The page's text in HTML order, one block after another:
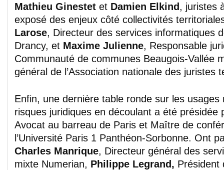
Mathieu Ginestet et Damien Elkind , juristes
exposé des enjeux côté collectivités
Larose, Directeur des services informatiques
Drancy, et Maxime Julienne, Responsable
Communauté de communes Beaugois-Vallée
général de l’Association nationale des juristes
Enfin, une dernière table ronde sur les usages
risques juridiques en découlant a été présidée
Avocat au barreau de Paris et Maître de
l’Université Paris 1 Panthéon-Sorbonne. Ont
Charles Manrique, Directeur général des
mixte Numerian, Philippe Legrand, Président